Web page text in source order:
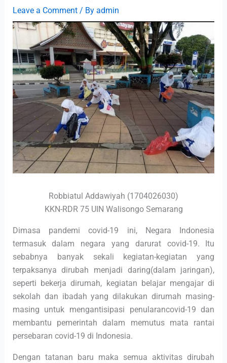
Leave a Comment / By admin
Robbiatul Addawiyah (1704026030)
KKN-RDR 75 UIN Walisongo Semarang
Dimasa pandemi covid-19 ini, Negara Indonesia
termasuk dalam negara yang darurat covid-19. Itu
sebabnya banyak sekali kegiatan-kegiatan yang
terpaksanya dirubah menjadi daring(dalam jaringan),
seperti bekerja dirumah, kegiatan belajar mengajar di
sekolah dan ibadah yang dilakukan dirumah masing-
masing untuk mengantisipasi penularancovid-19 dan
membantu pemerintah dalam memutus mata rantai
persebaran covid-19 di Indonesia.
Dengan tatanan baru maka semua aktivitas dirubah